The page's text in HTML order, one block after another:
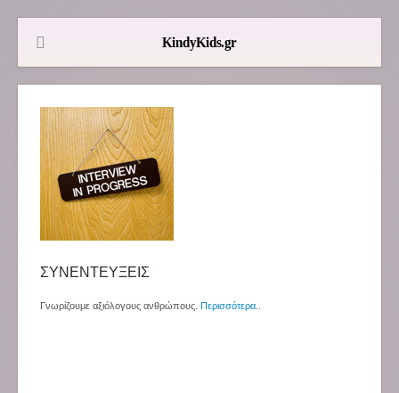
ΣΥΝΕΝΤΕΥΞΕΙΣ
Γνωρίζουμε αξιόλογους ανθρώπους. Περισσότερα